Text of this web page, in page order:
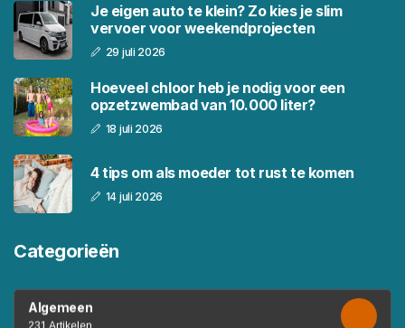
Je eigen auto te klein? Zo kies je slim
vervoer voor weekendprojecten
29 juli 2026
Hoeveel chloor heb je nodig voor een
opzetzwembad van 10.000 liter?
18 juli 2026
4 tips om als moeder tot rust te komen
14 juli 2026
Categorieën
Algemeen